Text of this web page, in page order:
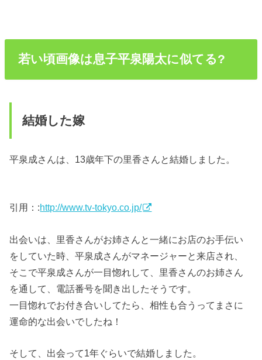
若い頃画像は息子平泉陽太に似てる?
結婚した嫁
平泉成さんは、13歳年下の里香さんと結婚しました。
引用：:http://www.tv-tokyo.co.jp/
出会いは、里香さんがお姉さんと一緒にお店のお手伝い
をしていた時、平泉成さんがマネージャーと来店され、
そこで平泉成さんが一目惚れして、里香さんのお姉さん
を通して、電話番号を聞き出したそうです。
一目惚れでお付き合いしてたら、相性も合うってまさに
運命的な出会いでしたね！
そして、出会って1年ぐらいで結婚しました。